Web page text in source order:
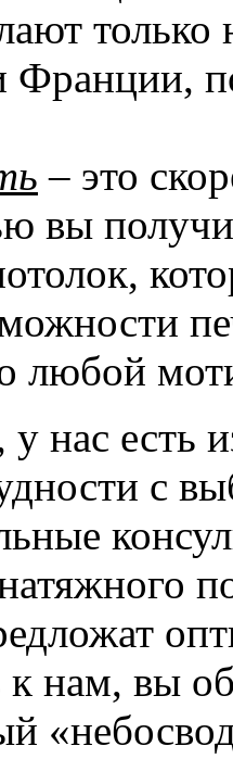
Франции,
– это
вы
любой
нас есть
с
нам, вы